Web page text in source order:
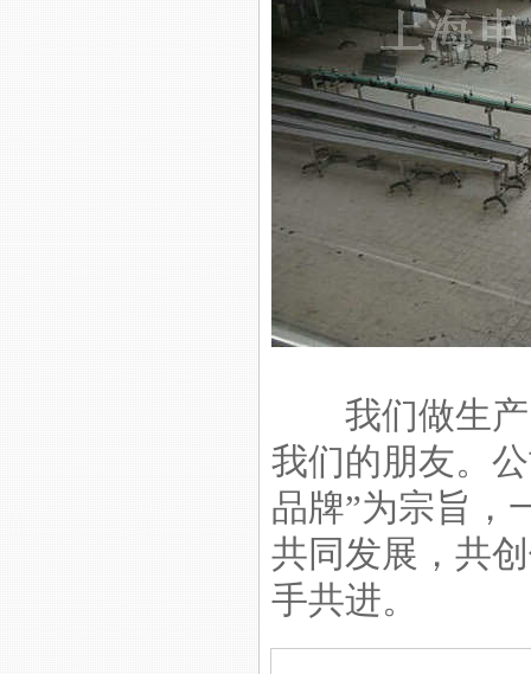
我们做生产
我们的朋友。
品牌”为宗旨，
共同发展，共
手共进。